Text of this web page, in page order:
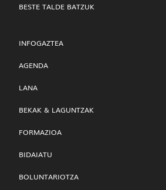
BESTE TALDE BATZUK
INFOGAZTEA
AGENDA
LANA
BEKAK & LAGUNTZAK
FORMAZIOA
BIDAIATU
BOLUNTARIOTZA